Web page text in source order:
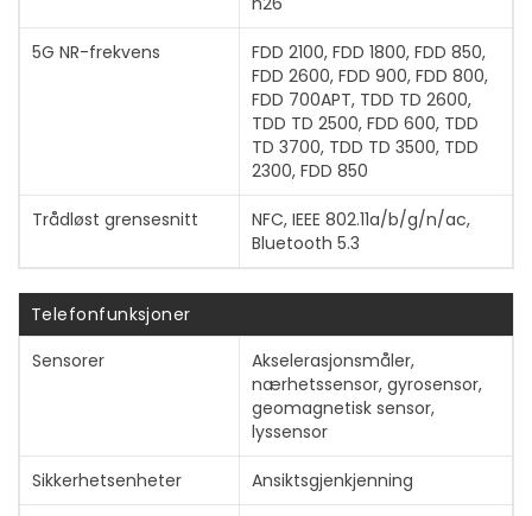
5G NR-frekvens
FDD 2100, FDD 1800, FDD 850,
FDD 2600, FDD 900, FDD 800,
FDD 700APT, TDD TD 2600,
TDD TD 2500, FDD 600, TDD
TD 3700, TDD TD 3500, TDD
2300, FDD 850
Trådløst grensesnitt
NFC, IEEE 802.11a/b/g/n/ac,
Bluetooth 5.3
Telefonfunksjoner
Sensorer
Akselerasjonsmåler,
nærhetssensor, gyrosensor,
geomagnetisk sensor,
lyssensor
Sikkerhetsenheter Ansiktsgjenkjenning